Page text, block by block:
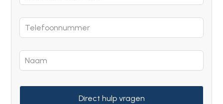
Direct hulp vragen